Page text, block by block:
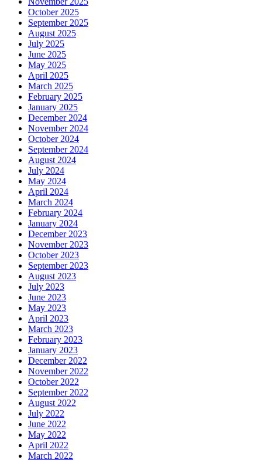
October 2025
September 2025
August 2025
July 2025
June 2025
May 2025
April 2025
March 2025
February 2025
January 2025
December 2024
November 2024
October 2024
September 2024
August 2024
July 2024
May 2024
April 2024
March 2024
February 2024
January 2024
December 2023
November 2023
October 2023
September 2023
August 2023
July 2023
June 2023
May 2023
April 2023
March 2023
February 2023
January 2023
December 2022
November 2022
October 2022
September 2022
August 2022
July 2022
June 2022
May 2022
April 2022
March 2022